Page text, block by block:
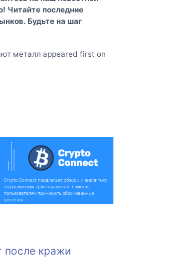
! Читайте последние
Будьте на шаг
металл appeared first on
после кражи